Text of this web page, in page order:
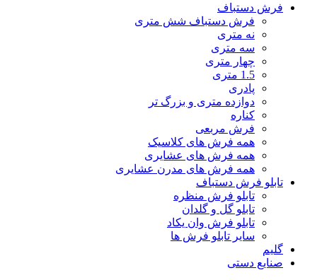
فرش دستباف
فرش دستباف شش متری
نه متری
سه متری
چهار متری
1.5 متری
پادری
دوازده متری و بزرگ تر
کناره
فرش مربعی
همه فرش های کلاسیک
همه فرش های عشایری
همه فرش های مدرن عشایری
تابلو فرش دستباف
تابلو فرش منظره
تابلو گل و گلدان
تابلو فرش وان یکاد
سایر تابلو فرش ها
گلیم
صنایع دستی